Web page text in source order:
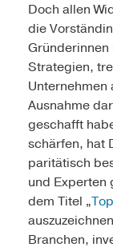
Doch allen
die
Strategien,
Unternehmen
Ausnahme
geschafft
schärfen, hat
paritätisch
und Experten
dem Titel „
Branchen,